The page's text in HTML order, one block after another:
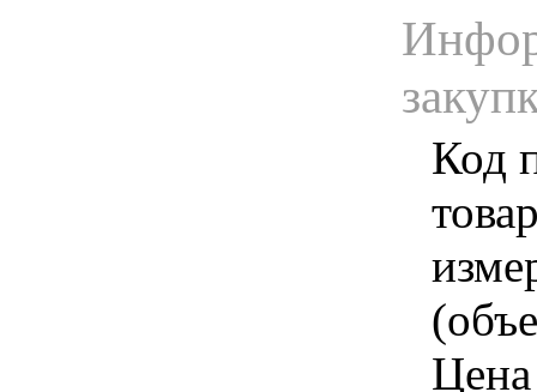
Код